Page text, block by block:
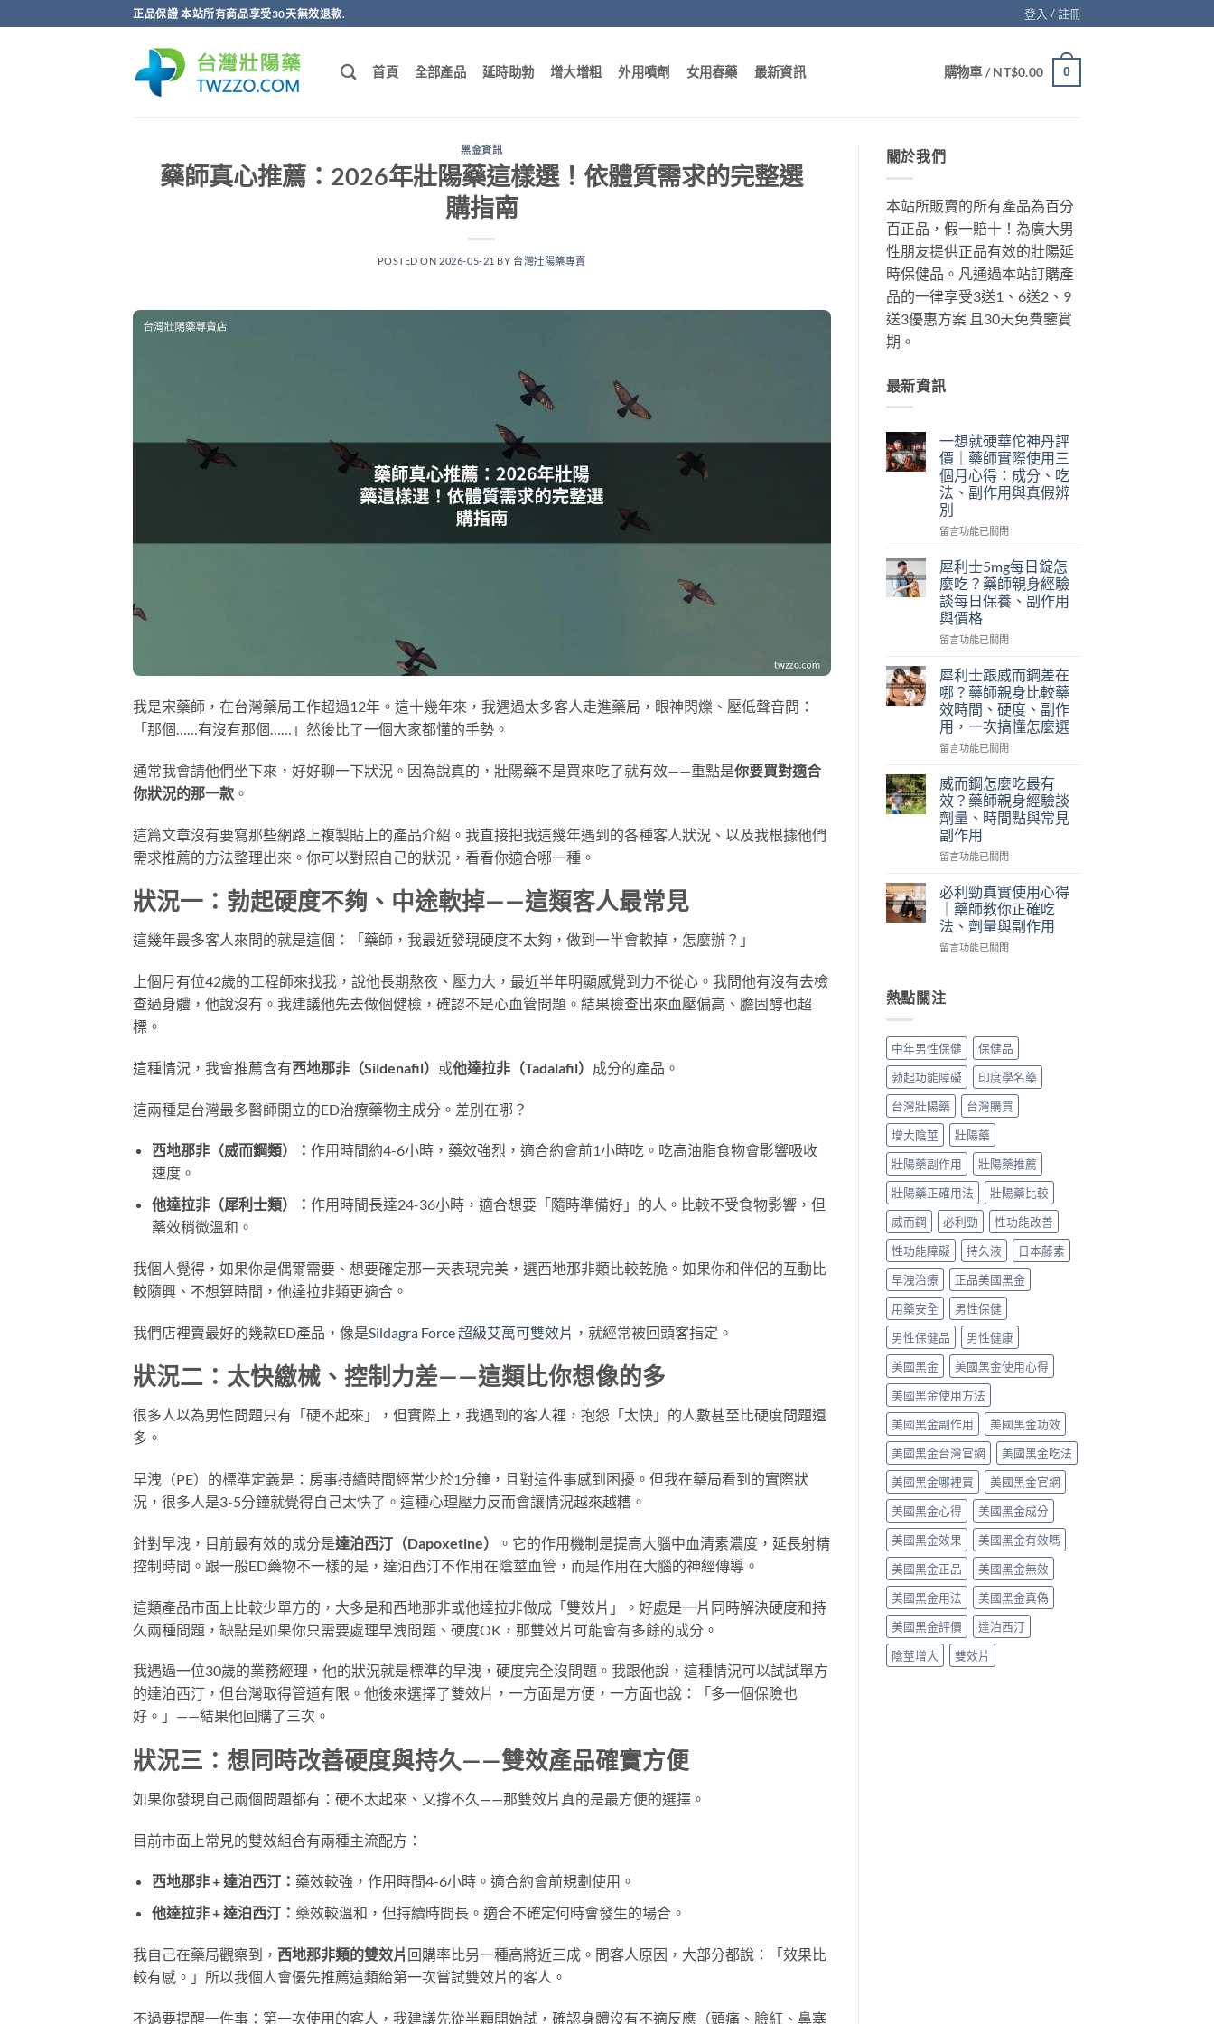
轉
正品保證 本站所有商品享受30天無效退款. 登入 / 註冊
首頁 全部產品 延時助勃 增大增粗 外用噴劑 女用春藥 最新資訊 購物車 /NT$0.00 0
黑金資訊
藥師真心推薦：2026年壯陽藥這樣選！依體質需求的完整選
購指南
POSTED ON 2026-05-21 BY 台灣壯陽藥專賣
我是宋藥師，在台灣藥局工作超過12年。這十幾年來，我遇過太多客人走進藥局，眼神閃爍、壓低聲音問：
「那個……有沒有那個……」然後比了一個大家都懂的手勢。
通常我會請他們坐下來，好好聊一下狀況。因為說真的，壯陽藥不是買來吃了就有效——重點是你要買對適合
你狀況的那一款 。
這篇文章沒有要寫那些網路上複製貼上的產品介紹。我直接把我這幾年遇到的各種客人狀況、以及我根據他們
需求推薦的方法整理出來。你可以對照自己的狀況，看看你適合哪一種。
狀況一：勃起硬度不夠、中途軟掉——這類客人最常見
這幾年最多客人來問的就是這個：「藥師，我最近發現硬度不太夠，做到一半會軟掉，怎麼辦？」
上個月有位42歲的工程師來找我，說他長期熬夜、壓力大，最近半年明顯感覺到力不從心。我問他有沒有去檢
查過身體，他說沒有。我建議他先去做個健檢，確認不是心血管問題。結果檢查出來血壓偏高、膽固醇也超
標。
這種情況，我會推薦含有西地那非（Sildenafil） 或他達拉非（Tadalafil） 成分的產品。
這兩種是台灣最多醫師開立的ED治療藥物主成分。差別在哪？
西地那非（威而鋼類）： 作用時間約4-6小時，藥效強烈，適合約會前1小時吃。吃高油脂食物會影響吸收
速度。
他達拉非（犀利士類）： 作用時間長達24-36小時，適合想要「隨時準備好」的人。比較不受食物影響，但
藥效稍微溫和。
我個人覺得，如果你是偶爾需要、想要確定那一天表現完美，選西地那非類比較乾脆。如果你和伴侶的互動比
較隨興、不想算時間，他達拉非類更適合。
我們店裡賣最好的幾款ED產品，像是Sildagra Force 超級艾萬可雙效片 ，就經常被回頭客指定。
狀況二：太快繳械、控制力差——這類比你想像的多
很多人以為男性問題只有「硬不起來」，但實際上，我遇到的客人裡，抱怨「太快」的人數甚至比硬度問題還
多。
早洩（PE）的標準定義是：房事持續時間經常少於1分鐘，且對這件事感到困擾。但我在藥局看到的實際狀
況，很多人是3-5分鐘就覺得自己太快了。這種心理壓力反而會讓情況越來越糟。
針對早洩，目前最有效的成分是達泊西汀（Dapoxetine）
。它的作用機制是提高大腦中血清素濃度，延長射精
控制時間。跟一般ED藥物不一樣的是，達泊西汀不作用在陰莖血管，而是作用在大腦的神經傳導。
這類產品市面上比較少單方的，大多是和西地那非或他達拉非做成「雙效片」。好處是一片同時解決硬度和持
久兩種問題，缺點是如果你只需要處理早洩問題、硬度OK，那雙效片可能會有多餘的成分。
我遇過一位30歲的業務經理，他的狀況就是標準的早洩，硬度完全沒問題。我跟他說，這種情況可以試試單方
的達泊西汀，但台灣取得管道有限。他後來選擇了雙效片，一方面是方便，一方面也說：「多一個保險也
好。」——結果他回購了三次。
狀況三：想同時改善硬度與持久——雙效產品確實方便
如果你發現自己兩個問題都有：硬不太起來、又撐不久——那雙效片真的是最方便的選擇。
目前市面上常見的雙效組合有兩種主流配方：
西地那非 + 達泊西汀： 藥效較強，作用時間4-6小時。適合約會前規劃使用。
他達拉非 + 達泊西汀： 藥效較溫和，但持續時間長。適合不確定何時會發生的場合。
我自己在藥局觀察到， 西地那非類的雙效片 回購率比另一種高將近三成。問客人原因，大部分都說：「效果比
較有感。」所以我個人會優先推薦這類給第一次嘗試雙效片的客人。
不過要提醒一件事：第一次使用的客人，我建議先從半顆開始試，確認身體沒有不適反應（頭痛、臉紅、鼻塞
關於我們
本站所販賣的所有產品為百分
百正品，假一賠十！為廣大男
性朋友提供正品有效的壯陽延
時保健品。凡通過本站訂購產
品的一律享受3送1、6送2、9
送3優惠方案 且30天免費鑒賞
期。
最新資訊
一想就硬華佗神丹評
價｜藥師實際使用三
個月心得：成分、吃
法、副作用與真假辨
別
在
想
就
硬
華
佗
神
評
價
｜
藥
師
實
使
用
三
個
月
心
成
分、
吃
法、
副
與
真
辨
別〉
中
留言功能已關閉
犀利士5mg每日錠怎
麼吃？藥師親身經驗
談每日保養、副作用
與價格
在
利
士
5mg
每
日
錠
麼
吃？
藥
師
親
身
驗
談
每
日
保
作
用
價
格〉
中
留言功能已關閉
犀利士跟威而鋼差在
哪？藥師親身比較藥
效時間、硬度、副作
用，一次搞懂怎麼選
在
利
士
跟
威
而
鋼
在
哪？
藥
師
親
較
藥
時
間、
硬
度、
副
作
用，
一
次
搞
懂
怎
麼
選〉
中
留言功能已關閉
威而鋼怎麼吃最有
效？藥師親身經驗談
劑量、時間點與常見
副作用
在
而
鋼
怎
麼
吃
效？
親
身
經
驗
談
劑
量、
時
間
點
與
常
見
副
作
用〉
留言功能已關閉
必利勁真實使用心得
｜藥師教你正確吃
法、劑量與副作用
在
勁
真
使
用
心
得
｜
藥
教
你
正
確
吃
法、
劑
量
與
作
用〉
中
留言功能已關閉
熱點關注
中年男性保健
保健品
勃起功能障礙
印度學名藥
台灣壯陽藥
台灣購買
增大陰莖
壯陽藥
壯陽藥副作用
壯陽藥推薦
壯陽藥正確用法
壯陽藥比較
威而鋼
必利勁
性功能改善
性功能障礙
持久液
日本藤素
早洩治療
正品美國黑金
用藥安全
男性保健
男性保健品
男性健康
美國黑金
美國黑金使用心得
美國黑金使用方法
美國黑金副作用
美國黑金功效
美國黑金台灣官網
美國黑金吃法
美國黑金哪裡買
美國黑金官網
美國黑金心得
美國黑金成分
美國黑金效果
美國黑金有效嗎
美國黑金正品
美國黑金無效
美國黑金用法
美國黑金真偽
美國黑金評價
達泊西汀
陰莖增大
雙效片